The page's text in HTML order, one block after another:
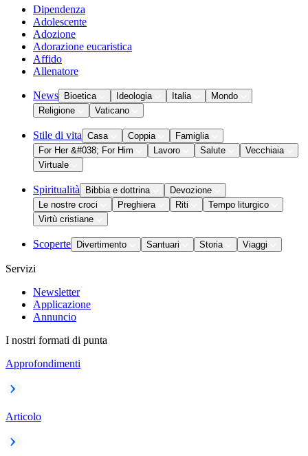
Dipendenza
Adolescente
Adozione
Adorazione eucaristica
Affido
Allenatore
News Bioetica Ideologia Italia
Mondo
Religione
Vaticano
Stile di vita Casa Coppia
Famiglia
For Her &#038; For Him
Lavoro Salute
Vecchiaia
Virtuale
Spiritualità Bibbia e dottrina
Devozione
Le nostre croci
Preghiera Riti
Tempo liturgico
Virtù cristiane
Scoperte Divertimento Santuari Storia Viaggi
Servizi
Newsletter
Applicazione
Annuncio
I nostri formati di punta
Approfondimenti
Articolo